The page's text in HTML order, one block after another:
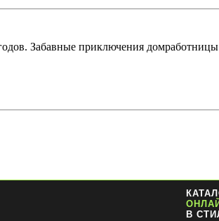
Забавные приключения
В